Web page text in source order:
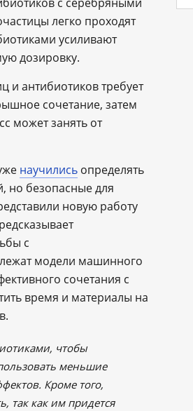
легко проходят
усиливают
дозировку.
и антибиотиков требует
сочетание, затем
может занять от
научились определять
но безопасные для
новую работу
с
модели машинного
сочетания с
время и материалы на
чтобы
меньшие
Кроме того,
так как им придется